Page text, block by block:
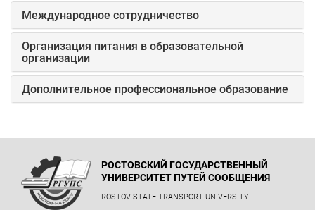
Международное сотрудничество
Организация питания в образовательной
организации
Дополнительное профессиональное образование
РОСТОВСКИЙ ГОСУДАРСТВЕННЫЙ
УНИВЕРСИТЕТ ПУТЕЙ СООБЩЕНИЯ
ROSTOV STATE TRANSPORT UNIVERSITY